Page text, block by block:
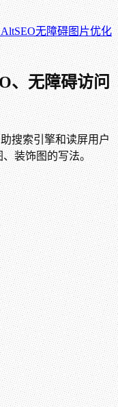
SEO无障碍图片优化
、无障碍访问
搜索引擎和读屏用户
装饰图的写法。